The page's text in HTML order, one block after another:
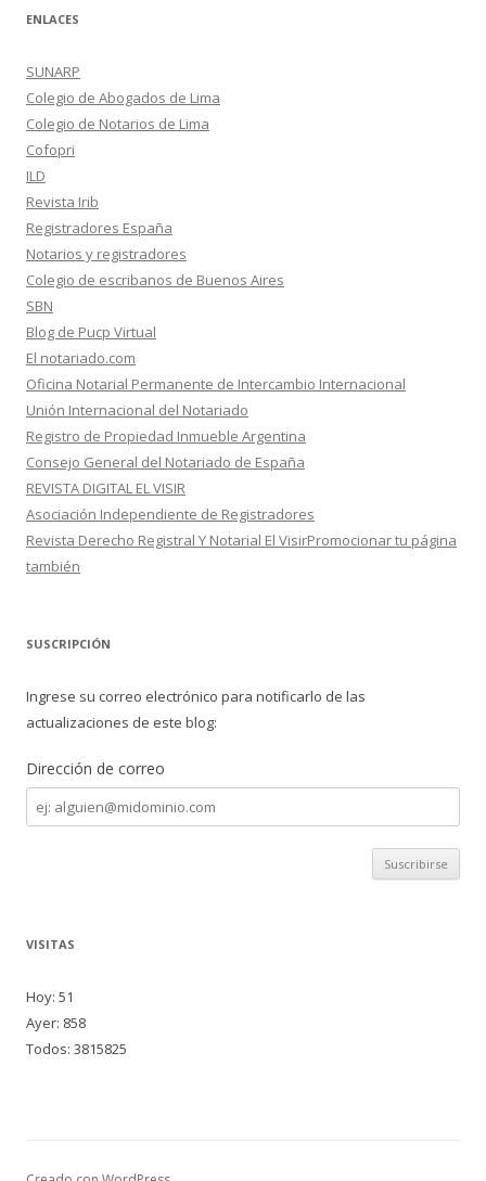
ENLACES
SUNARP
Colegio de Abogados de Lima
Colegio de Notarios de Lima
Cofopri
ILD
Revista Irib
Registradores España
Notarios y registradores
Colegio de escribanos de Buenos Aires
SBN
Blog de Pucp Virtual
El notariado.com
Oficina Notarial Permanente de Intercambio Internacional
Unión Internacional del Notariado
Registro de Propiedad Inmueble Argentina
Consejo General del Notariado de España
REVISTA DIGITAL EL VISIR
Asociación Independiente de Registradores
Revista Derecho Registral Y Notarial El VisirPromocionar tu página
también
SUSCRIPCIÓN
Ingrese su correo electrónico para notificarlo de las
actualizaciones de este blog:
Dirección de correo
Dirección
de
correo
VISITAS
Hoy: 51
Ayer: 858
Todos: 3815825